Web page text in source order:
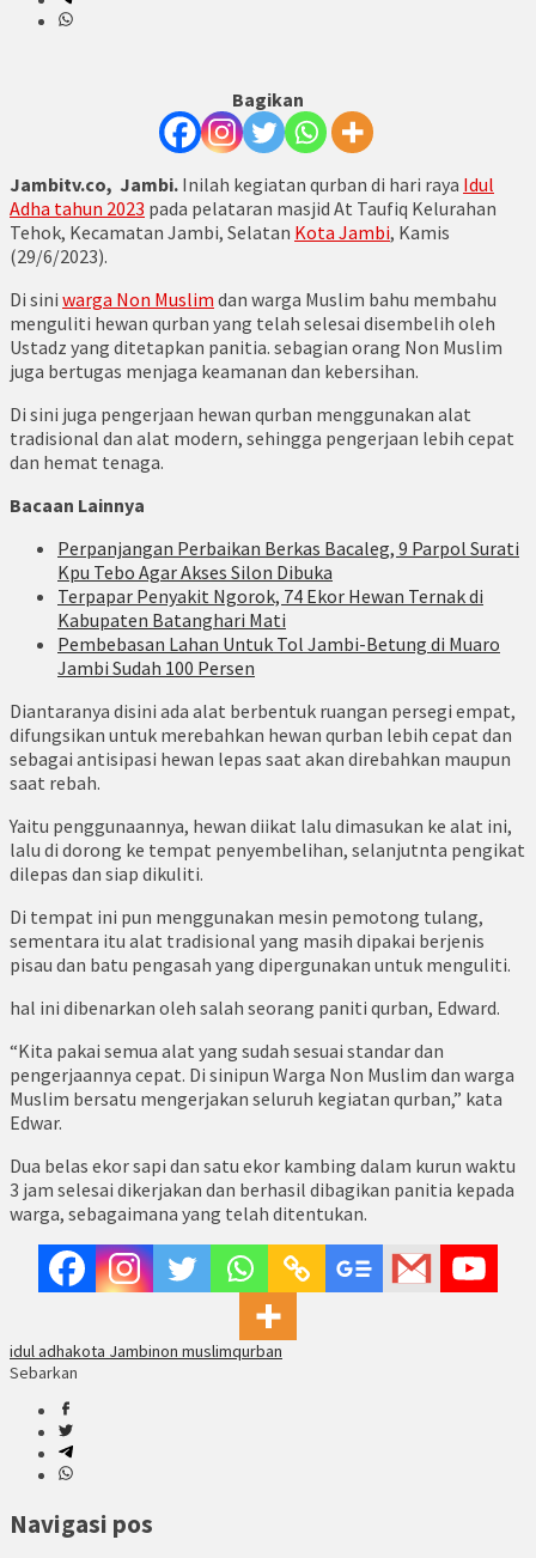
Bagikan
Jambitv.co, Jambi. Inilah kegiatan qurban di hari raya Idul
Adha tahun 2023 pada pelataran masjid At Taufiq Kelurahan
Tehok, Kecamatan Jambi, Selatan Kota Jambi, Kamis
(29/6/2023).
Di sini warga Non Muslim dan warga Muslim bahu membahu
menguliti hewan qurban yang telah selesai disembelih oleh
Ustadz yang ditetapkan panitia. sebagian orang Non Muslim
juga bertugas menjaga keamanan dan kebersihan.
Di sini juga pengerjaan hewan qurban menggunakan alat
tradisional dan alat modern, sehingga pengerjaan lebih cepat
dan hemat tenaga.
Bacaan Lainnya
Perpanjangan Perbaikan Berkas Bacaleg, 9 Parpol Surati
Kpu Tebo Agar Akses Silon Dibuka
Terpapar Penyakit Ngorok, 74 Ekor Hewan Ternak di
Kabupaten Batanghari Mati
Pembebasan Lahan Untuk Tol Jambi-Betung di Muaro
Jambi Sudah 100 Persen
Diantaranya disini ada alat berbentuk ruangan persegi empat,
difungsikan untuk merebahkan hewan qurban lebih cepat dan
sebagai antisipasi hewan lepas saat akan direbahkan maupun
saat rebah.
Yaitu penggunaannya, hewan diikat lalu dimasukan ke alat ini,
lalu di dorong ke tempat penyembelihan, selanjutnta pengikat
dilepas dan siap dikuliti.
Di tempat ini pun menggunakan mesin pemotong tulang,
sementara itu alat tradisional yang masih dipakai berjenis
pisau dan batu pengasah yang dipergunakan untuk menguliti.
hal ini dibenarkan oleh salah seorang paniti qurban, Edward.
“Kita pakai semua alat yang sudah sesuai standar dan
pengerjaannya cepat. Di sinipun Warga Non Muslim dan warga
Muslim bersatu mengerjakan seluruh kegiatan qurban,” kata
Edwar.
Dua belas ekor sapi dan satu ekor kambing dalam kurun waktu
3 jam selesai dikerjakan dan berhasil dibagikan panitia kepada
warga, sebagaimana yang telah ditentukan.
idul adhakota Jambinon muslimqurban
Sebarkan
Navigasi pos